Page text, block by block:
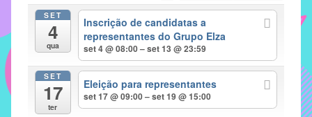
IMECC
como
atribuição
implementar
SET
4
qua
Inscrição de candidatas a
representantes do Grupo Elza
set 4 @ 08:00 – set 13 @ 23:59
SET
17
ter
Eleição para representantes
set 17 @ 09:00 – set 19 @ 15:00